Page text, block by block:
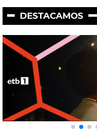
DESTACAMOS